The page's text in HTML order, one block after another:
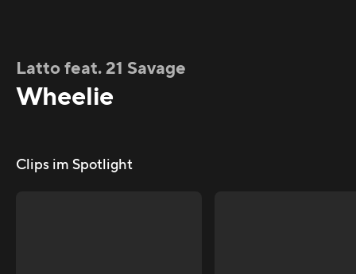
Latto feat. 21 Savage
Wheelie
Clips im Spotlight